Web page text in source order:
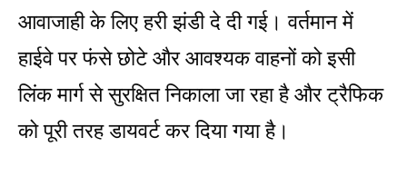
आवाजाही के लिए हरी झंडी दे दी गई। वर्तमान में
हाईवे पर फंसे छोटे और आवश्यक वाहनों को इसी
लिंक मार्ग से सुरक्षित निकाला जा रहा है और ट्रैफिक
को पूरी तरह डायवर्ट कर दिया गया है।